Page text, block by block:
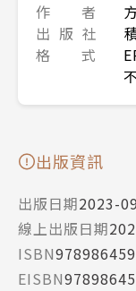
作 者
出 版 社
格 式
出版資訊
出版日期2023-
線上出版日期
ISBN
EISBN